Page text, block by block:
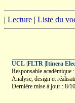
| Lecture | Liste du
UCL| FLTR| Itinera
Responsable académique :
Analyse, design et
Dernière mise à jour : 8/